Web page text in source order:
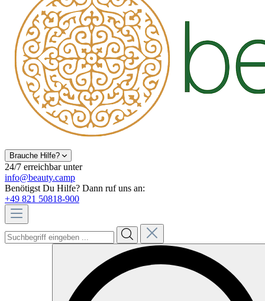
Brauche Hilfe?
24/7 erreichbar unter
info@beauty.camp
Benötigst Du Hilfe? Dann ruf uns an:
+49 821 50818-900